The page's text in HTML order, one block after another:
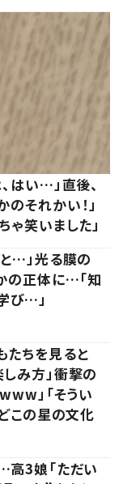
はい…」直後、
それかい！」
ゃ笑いました」
…」光る膜の
の正体に…「知
び…」
ちを見ると
み方」衝撃の
」「そうい
この星の文化
3娘「ただい